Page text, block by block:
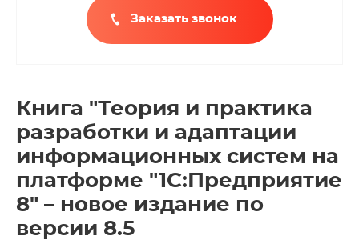
Заказать звонок
Книга "Теория и практика
разработки и адаптации
информационных систем на
платформе "1С:Предприятие
8" – новое издание по
версии 8.5